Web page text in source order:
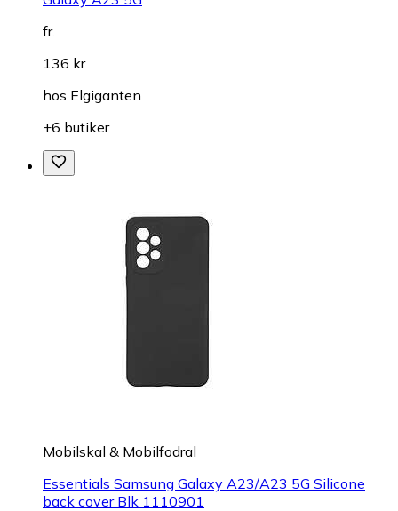
fr.
136 kr
hos Elgiganten
+6 butiker
Mobilskal & Mobilfodral
Essentials Samsung Galaxy A23/A23 5G Silicone
back cover Blk 1110901